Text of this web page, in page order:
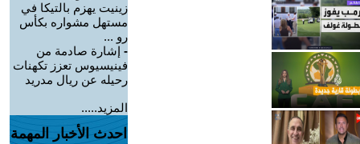
زينيت يهزم بالتيكا في
مستهل مشواره بكأس
رو ...
- إشارة صادمة من
فينيسيوس تعزز تكهنات
رحيله عن ريال مدريد
المزيد.....
احدث الأخبار المهمة